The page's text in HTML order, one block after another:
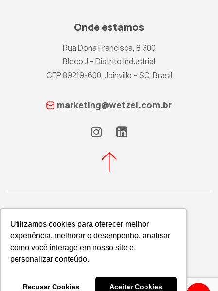
Utilizamos cookies para oferecer melhor
experiência, melhorar o desempenho, analisar
como você interage em nosso site e
personalizar conteúdo.
Recusar Cookies Aceitar Cookies
Utilizamos cookies para oferecer melhor
experiência, melhorar o desempenho, analisar
como você interage em nosso site e
personalizar conteúdo.
Recusar Cookies Aceitar Cookies
Onde estamos
Rua Dona Francisca, 8.300
Bloco J – Distrito Industrial
CEP 89219-600, Joinville – SC, Brasil
marketing@wetzel.com.br
Política de Privacidade
WETZEL S/A © 2026